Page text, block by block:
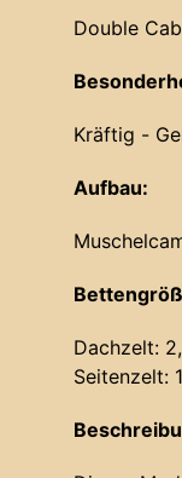
Double
Kräftig -
Aufbau:
Dachzelt:
Seitenzelt: